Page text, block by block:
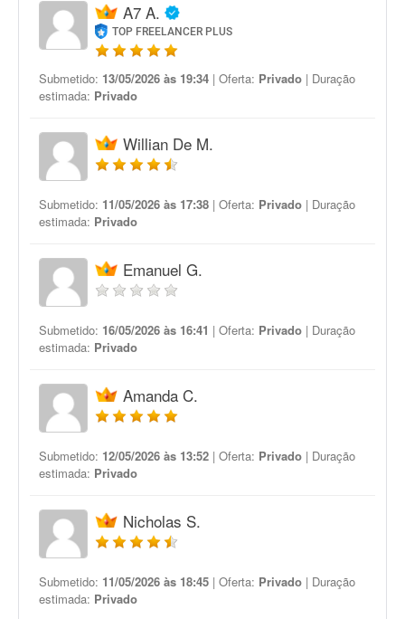
A7 A.
TOP FREELANCER PLUS
Submetido: 13/05/2026 às 19:34 | Oferta: Privado | Duração
estimada: Privado
Willian De M.
Submetido: 11/05/2026 às 17:38 | Oferta: Privado | Duração
estimada: Privado
Emanuel G.
Submetido: 16/05/2026 às 16:41 | Oferta: Privado | Duração
estimada: Privado
Amanda C.
Submetido: 12/05/2026 às 13:52 | Oferta: Privado | Duração
estimada: Privado
Nicholas S.
Submetido: 11/05/2026 às 18:45 | Oferta: Privado | Duração
estimada: Privado